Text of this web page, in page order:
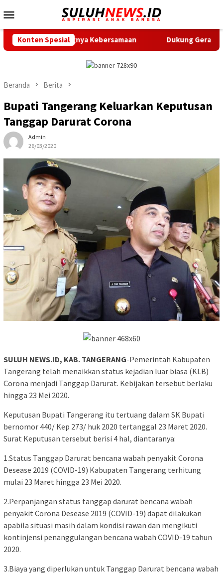
ke
Mobile
Konten Spesial
Pentingnya Kebersamaan Dukung Gerak Jalan
Beranda Berita
Bupati Tangerang Keluarkan Keputusan
Tanggap Darurat Corona
Admin
26/03/2020
SULUH NEWS.ID, KAB. TANGERANG-Pemerintah Kabupaten
Tangerang telah menaikkan status kejadian luar biasa (KLB)
Corona menjadi Tanggap Darurat. Kebijakan tersebut berlaku
hingga 23 Mei 2020.
Keputusan Bupati Tangerang itu tertuang dalam SK Bupati
bernomor 440/ Kep 273/ huk 2020 tertanggal 23 Maret 2020.
Surat Keputusan tersebut berisi 4 hal, diantaranya:
1.Status Tanggap Darurat bencana wabah penyakit Corona
Desease 2019 (COVID-19) Kabupaten Tangerang terhitung
mulai 23 Maret hingga 23 Mei 2020.
2.Perpanjangan status tanggap darurat bencana wabah
penyakit Corona Desease 2019 (COVID-19) dapat dilakukan
apabila situasi masih dalam kondisi rawan dan mengikuti
kontinjensi penanggulangan bencana wabah COVID-19 tahun
2020.
3.Biaya yang diperlukan untuk Tanggap Darurat bencana wabah